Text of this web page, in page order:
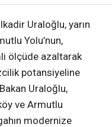
Uraloğlu, yarın
Yolu’nun,
ölçüde azaltarak
potansiyeline
Uraloğlu,
ve Armutlu
modernize